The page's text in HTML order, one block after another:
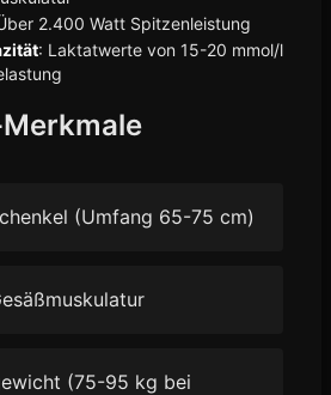
2.400 Watt Spitzenleistung
: Laktatwerte von 15-20 mmol/l
(Umfang 65-75 cm)
(75-95 kg bei